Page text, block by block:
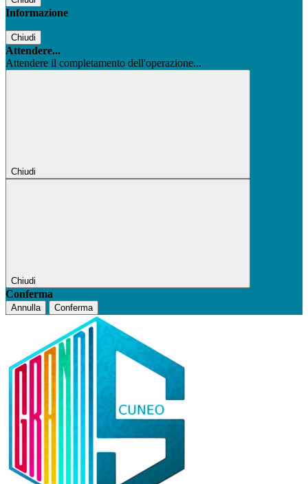
Informazione
Chiudi
Attendere...
Attendere il completamento dell'operazione...
Chiudi
Chiudi
Conferma
Annulla Conferma